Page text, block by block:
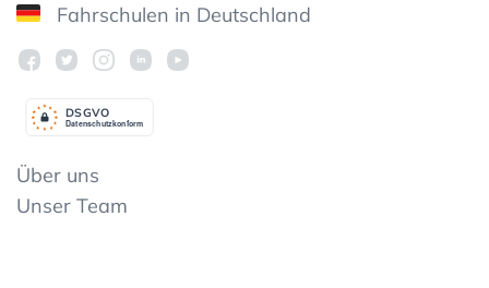
Fahrschulen in Deutschland
Datenschutzkonform
DSGVO
Über uns
Unser Team